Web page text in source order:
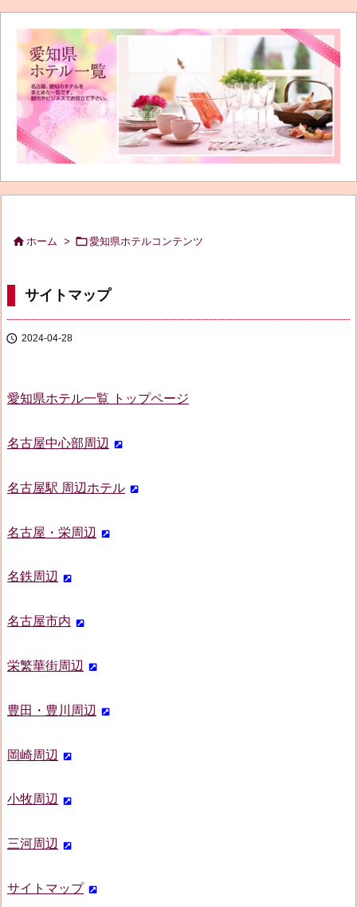
ホーム > 愛知県ホテルコンテンツ
サイトマップ
 2024-04-28
愛知県ホテル一覧 トップページ
名古屋中心部周辺
名古屋駅 周辺ホテル
名古屋・栄周辺
名鉄周辺
名古屋市内
栄繁華街周辺
豊田・豊川周辺
岡崎周辺
小牧周辺
三河周辺
サイトマップ